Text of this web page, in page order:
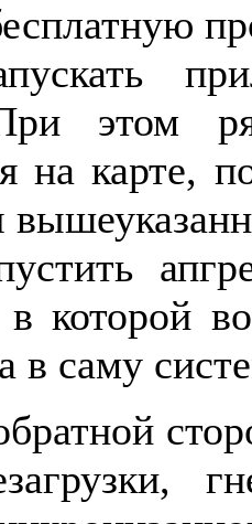
этом
на карте,
которой
в саму